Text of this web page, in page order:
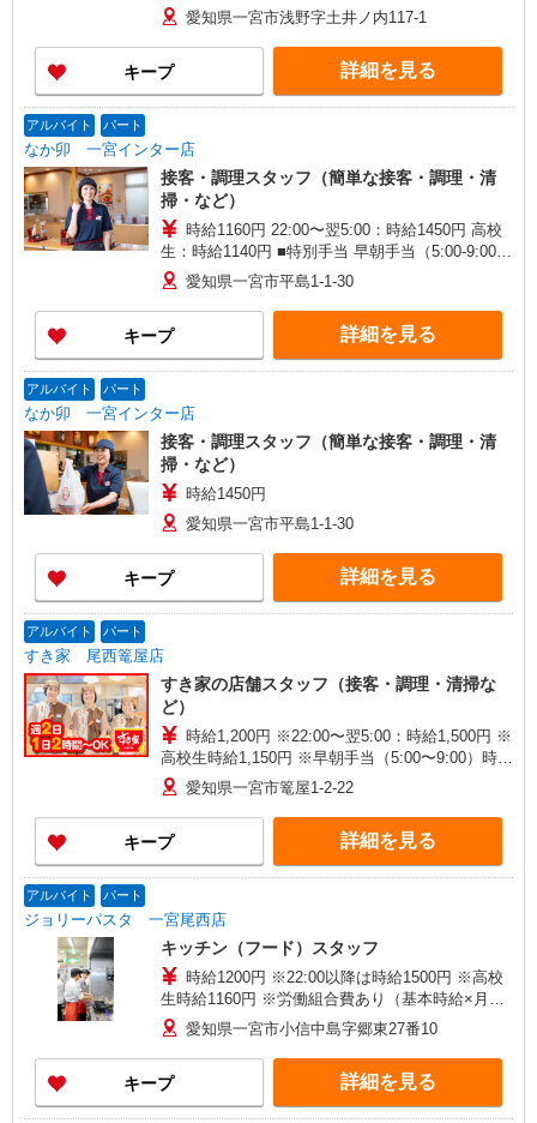
＋150円
愛知県一宮市浅野字土井ノ内117-1
キープ 詳細を見る
アルバイト パート
なか卯 一宮インター店
接客・調理スタッフ（簡単な接客・調理・清
掃・など）
時給1160円 22:00〜翌5:00：時給1450円 高校
生：時給1140円 ■特別手当 早朝手当（5:00-9:00）
時給＋100円
愛知県一宮市平島1-1-30
キープ 詳細を見る
アルバイト パート
なか卯 一宮インター店
接客・調理スタッフ（簡単な接客・調理・清
掃・など）
時給1450円
愛知県一宮市平島1-1-30
キープ 詳細を見る
アルバイト パート
すき家 尾西篭屋店
すき家の店舗スタッフ（接客・調理・清掃な
ど）
時給1,200円 ※22:00〜翌5:00：時給1,500円 ※
高校生時給1,150円 ※早朝手当（5:00〜9:00）時給
＋150円
愛知県一宮市篭屋1-2-22
キープ 詳細を見る
アルバイト パート
ジョリーパスタ 一宮尾西店
キッチン（フード）スタッフ
時給1200円 ※22:00以降は時給1500円 ※高校
生時給1160円 ※労働組合費あり（基本時給×月間
時間数×1.8％） ■土日・祝手当 土日・祝は時給＋
50円
愛知県一宮市小信中島字郷東27番10
キープ 詳細を見る